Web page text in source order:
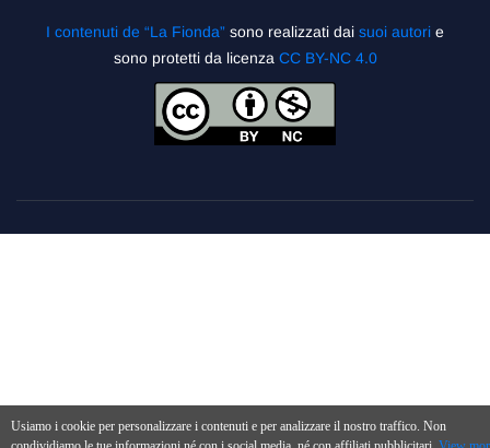
I contenuti de “La Fionda” sono realizzati dai suoi autori e
sono protetti da licenza CC BY-NC 4.0
Usiamo i cookie per personalizzare i contenuti e per analizzare il nostro traffico. Non